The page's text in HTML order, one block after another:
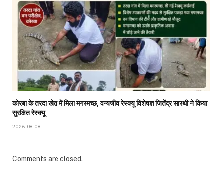
कोरबा के तरदा खेत में मिला मगरमच्छ, वन्यजीव रेस्क्यू विशेषज्ञ जितेंद्र सारथी ने किया
सुरक्षित रेस्क्यू
2026-08-08
Comments are closed.